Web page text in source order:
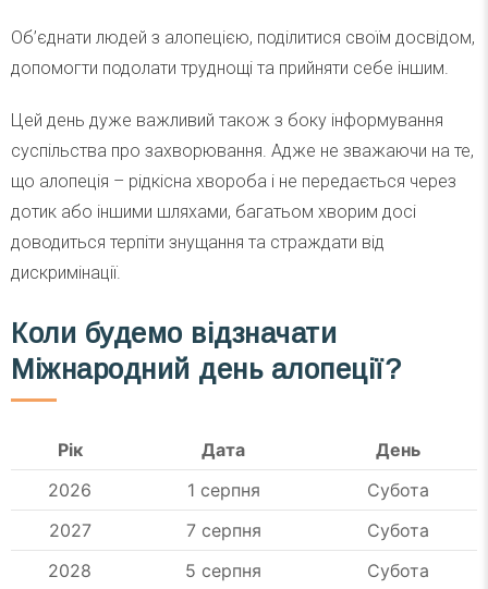
Об’єднати людей з алопецією, поділитися своїм досвідом,
допомогти подолати труднощі та прийняти себе іншим.
Цей день дуже важливий також з боку інформування
суспільства про захворювання. Адже не зважаючи на те,
що алопеція – рідкісна хвороба і не передається через
дотик або іншими шляхами, багатьом хворим досі
доводиться терпіти знущання та страждати від
дискримінації.
Коли будемо відзначати
Міжнародний день алопеції?
Рік Дата
День
2026
1 серпня
Субота
2027
7 серпня
Субота
2028
5 серпня
Субота